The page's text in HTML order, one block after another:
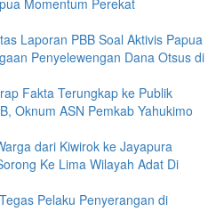
Laporan PBB Soal Aktivis Papua
Penyelewengan Dana Otsus di
Fakta Terungkap ke Publik
Oknum ASN Pemkab Yahukimo
dari Kiwirok ke Jayapura
Ke Lima Wilayah Adat Di
Pelaku Penyerangan di